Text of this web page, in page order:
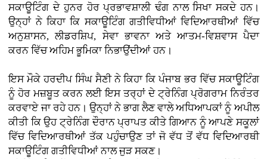
ਸਕਾਊਟਿੰਗ ਦੇ ਹੁਨਰ ਹੋਰ ਪ੍ਰਭਾਵਸ਼ਾਲੀ ਢੰਗ ਨਾਲ ਸਿਖਾ ਸਕਦੇ ਹਨ।
ਉਨ੍ਹਾਂ ਨੇ ਕਿਹਾ ਕਿ ਸਕਾਊਟਿੰਗ ਗਤੀਵਿਧੀਆਂ ਵਿਦਿਆਰਥੀਆਂ ਵਿੱਚ
ਅਨੁਸ਼ਾਸਨ, ਲੀਡਰਸ਼ਿਪ, ਸੇਵਾ ਭਾਵਨਾ ਅਤੇ ਆਤਮ-ਵਿਸ਼ਵਾਸ ਪੈਦਾ
ਕਰਨ ਵਿੱਚ ਅਹਿਮ ਭੂਮਿਕਾ ਨਿਭਾਉਂਦੀਆਂ ਹਨ।
ਇਸ ਮੌਕੇ ਹਰਦੀਪ ਸਿੰਘ ਸੈਣੀ ਨੇ ਕਿਹਾ ਕਿ ਪੰਜਾਬ ਭਰ ਵਿੱਚ ਸਕਾਊਟਿੰਗ
ਨੂੰ ਹੋਰ ਮਜ਼ਬੂਤ ਕਰਨ ਲਈ ਇਸ ਤਰ੍ਹਾਂ ਦੇ ਟ੍ਰੇਨਿੰਗ ਪ੍ਰੋਗਰਾਮ ਨਿਰੰਤਰ
ਕਰਵਾਏ ਜਾ ਰਹੇ ਹਨ। ਉਨ੍ਹਾਂ ਨੇ ਭਾਗ ਲੈਣ ਵਾਲੇ ਅਧਿਆਪਕਾਂ ਨੂੰ ਅਪੀਲ
ਕੀਤੀ ਕਿ ਉਹ ਟ੍ਰੇਨਿੰਗ ਦੌਰਾਨ ਪ੍ਰਾਪਤ ਕੀਤੇ ਗਿਆਨ ਨੂੰ ਆਪਣੇ ਸਕੂਲਾਂ
ਵਿੱਚ ਵਿਦਿਆਰਥੀਆਂ ਤੱਕ ਪਹੁੰਚਾਉਣ ਤਾਂ ਜੋ ਵੱਧ ਤੋਂ ਵੱਧ ਵਿਦਿਆਰਥੀ
ਸਕਾਊਟਿੰਗ ਗਤੀਵਿਧੀਆਂ ਨਾਲ ਜੁੜ ਸਕਣ।